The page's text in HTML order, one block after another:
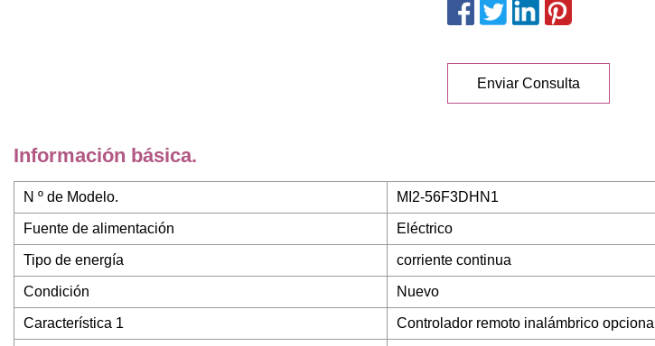
Enviar Consulta
Información básica.
N º de Modelo. MI2-56F3DHN1
Fuente de alimentación Eléctrico
Tipo de energía corriente continua
Condición Nuevo
Característica 1 Controlador remoto inalámbrico opcional